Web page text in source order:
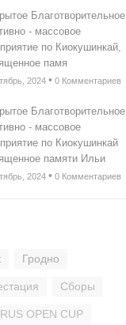
Благотворительное
- массовое
по Киокушинкай,
памя
2024 • 0 Комментариев
Благотворительное
- массовое
по Киокушинкай
памяти Ильи
2024 • 0 Комментариев
Гродно
Сборы
OPEN CUP